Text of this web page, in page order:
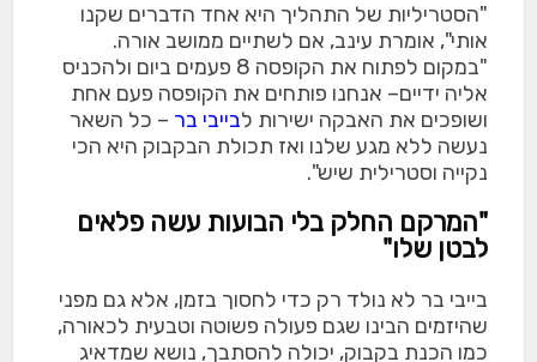
"הסטריליות של התהליך היא אחד הדברים שקנו
אותי", אומרת עינב, אם לשתיים ממושב אורה.
"במקום לפתוח את הקופסה 8 פעמים ביום ולהכניס
אליה ידיים– אנחנו פותחים את הקופסה פעם אחת
ושופכים את האבקה ישירות לבייבי בר – כל השאר
נעשה ללא מגע שלנו ואז תכולת הבקבוק היא הכי
נקייה וסטרילית שיש".
"המרקם החלק בלי הבועות עשה פלאים
לבטן שלו"
בייבי בר לא נולד רק כדי לחסוך בזמן, אלא גם מפני
שהיזמים הבינו שגם פעולה פשוטה וטבעית לכאורה,
כמו הכנת בקבוק, יכולה להסתבך, נושא שמדאיג